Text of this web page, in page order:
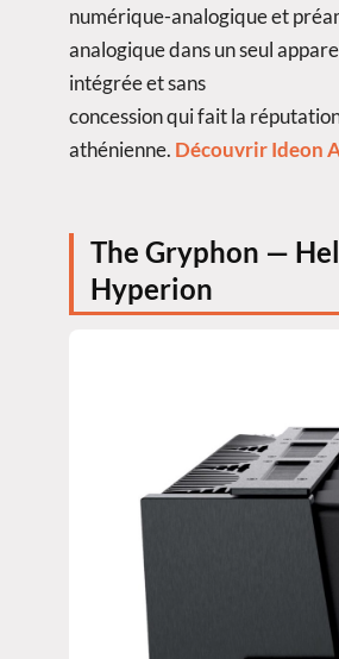
numérique-analogique et
analogique dans un seul
intégrée et sans
concession qui fait la
athénienne. Découvrir Ideon
The Gryphon —
Hyperion